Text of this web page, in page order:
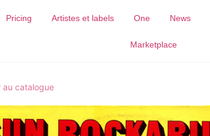
Pricing Artistes et labels One News
Marketplace
catalogue